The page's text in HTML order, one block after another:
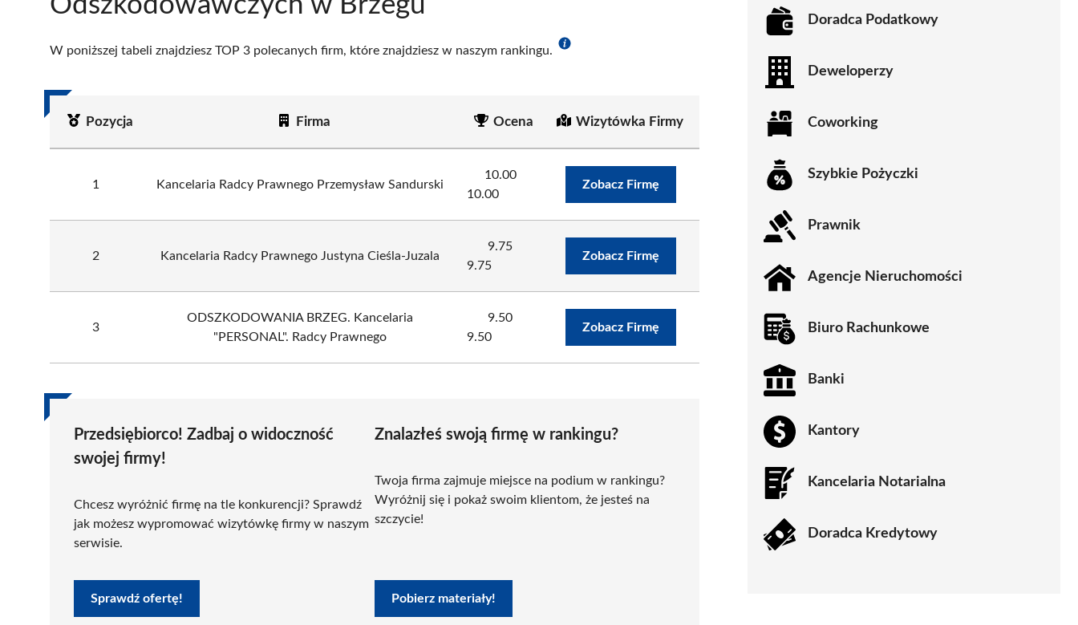
W poniższej tabeli znajdziesz TOP 3 polecanych firm, które znajdziesz w naszym rankingu.
Pozycja Firma Ocena Wizytówka Firmy
1 Kancelaria Radcy Prawnego Przemysław Sandurski
10.00
10.00
Zobacz Firmę
2 Kancelaria Radcy Prawnego Justyna Cieśla-Juzala
9.75
9.75
Zobacz Firmę
3
ODSZKODOWANIA BRZEG. Kancelaria
"PERSONAL". Radcy Prawnego
9.50
9.50
Zobacz Firmę
Przedsiębiorco! Zadbaj o widoczność
swojej firmy!
Chcesz wyróżnić firmę na tle konkurencji? Sprawdź
jak możesz wypromować wizytówkę firmy w naszym
serwisie.
Sprawdź ofertę!
Znalazłeś swoją firmę w rankingu?
Twoja firma zajmuje miejsce na podium w rankingu?
Wyróżnij się i pokaż swoim klientom, że jesteś na
szczycie!
Pobierz materiały!
Doradca Podatkowy
Deweloperzy
Coworking
Szybkie Pożyczki
Prawnik
Agencje Nieruchomości
Biuro Rachunkowe
Banki
Kantory
Kancelaria Notarialna
Doradca Kredytowy